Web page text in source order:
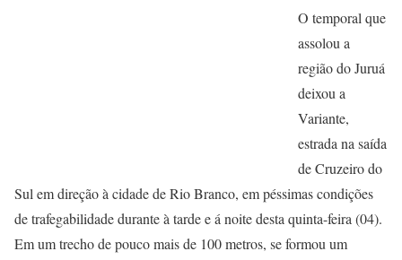
O temporal que
assolou a
região do Juruá
deixou a
Variante,
estrada na saída
de Cruzeiro do
Sul em direção à cidade de Rio Branco, em péssimas condições
de trafegabilidade durante à tarde e á noite desta quinta-feira (04).
Em um trecho de pouco mais de 100 metros, se formou um